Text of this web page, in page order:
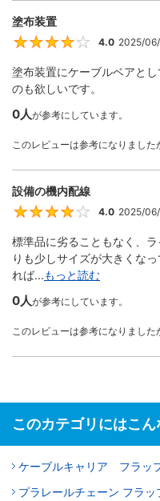
塗布装置
4.0 2025/
塗布装置にケーブルベアと
のも欲しいです。
0人が参考にしています。
このレビューは参考になりました
設備の機内配線
4.0 2025/
標準品に劣ることもなく、
りも少しサイズが大きくな
れば...もっと読む
0人が参考にしています。
このレビューは参考になりました
このカテゴリにはこん
ケーブルキャリア フラッ
プラレールチェーン フラ